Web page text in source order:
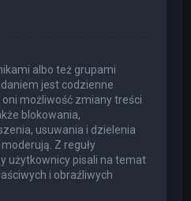
albo też grupami
jest codzienne
możliwość zmiany treści
blokowania,
usuwania i dzielenia
Z reguły
użytkownicy pisali na temat
i obraźliwych